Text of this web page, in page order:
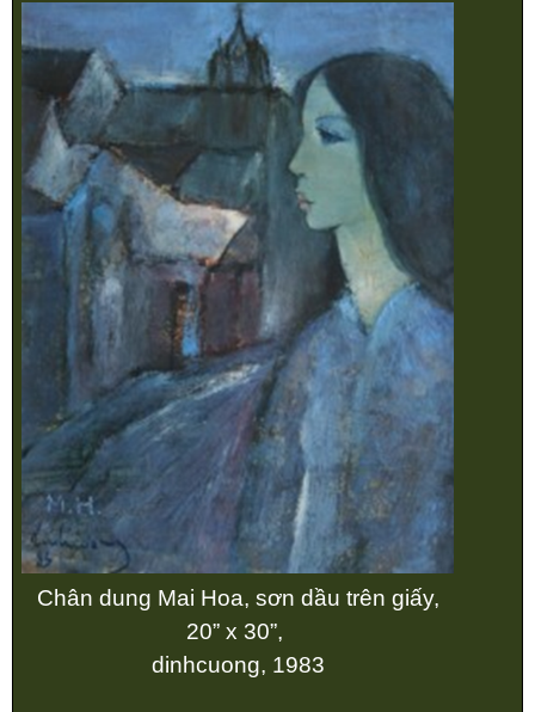
Chân dung Mai Hoa, sơn dầu trên giấy,
20” x 30”,
dinhcuong, 1983